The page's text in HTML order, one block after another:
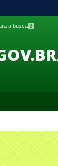
a busca 3